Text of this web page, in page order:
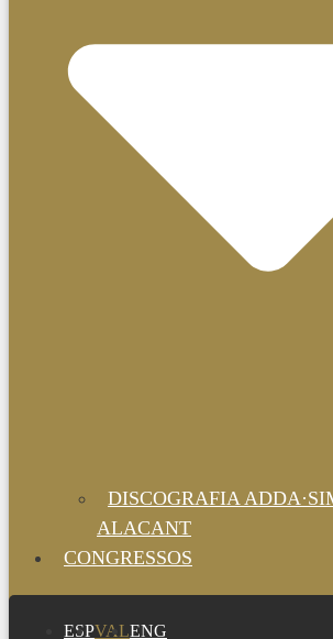
DISCOGRAFIA
ALACANT
CONGRESSOS
ESPVALENG